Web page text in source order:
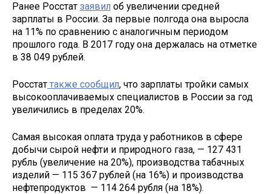
Ранее Росстат заявил об увеличении средней
зарплаты в России. За первые полгода она выросла
на 11% по сравнению с аналогичным периодом
прошлого года. В 2017 году она держалась на отметке
в 38 049 рублей.
Росстат также сообщил, что зарплаты тройки самых
высокооплачиваемых специалистов в России за год
увеличились в пределах 20%.
Самая высокая оплата труда у работников в сфере
добычи сырой нефти и природного газа, — 127 431
рубль (увеличение на 20%), производства табачных
изделий — 115 367 рублей (на 16%) и производства
нефтепродуктов — 114 264 рубля (на 18%).